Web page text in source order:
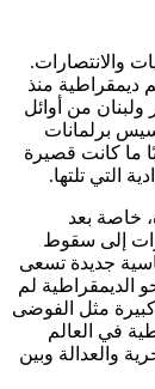
والانتصارات.
ديمقراطية منذ
من أوائل
برلمانات
ما كانت قصيرة
التي تلتها.
خاصة بعد
هذه الثورات إلى سقوط
جديدة تسعى
الديمقراطية لم
مثل الفوضى
في العالم
والعدالة وبين